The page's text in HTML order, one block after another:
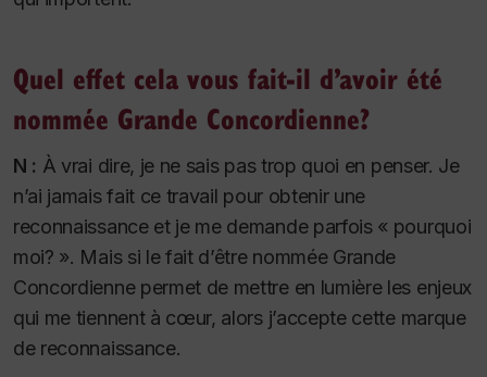
Quel effet cela vous fait-il d’avoir été
nommée Grande Concordienne?
N : À vrai dire, je ne sais pas trop quoi en penser. Je
n’ai jamais fait ce travail pour obtenir une
reconnaissance et je me demande parfois « pourquoi
moi? ». Mais si le fait d’être nommée Grande
Concordienne permet de mettre en lumière les enjeux
qui me tiennent à cœur, alors j’accepte cette marque
de reconnaissance.